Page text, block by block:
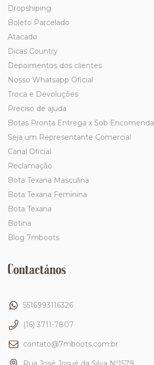
Dropshiping
Boleto Parcelado
Atacado
Dicas Country
Depoimentos dos clientes
Nosso Whatsapp Oficial
Troca e Devoluções
Preciso de ajuda
Botas Pronta Entrega x Sob Encomenda
Seja um Representante Comercial
Canal Oficial
Reclamação
Bota Texana Masculina
Bota Texana Feminina
Bota Texana
Botina
Blog 7mboots
Contactános
5516993116326
(16) 3711-7807
contato@7mboots.com.br